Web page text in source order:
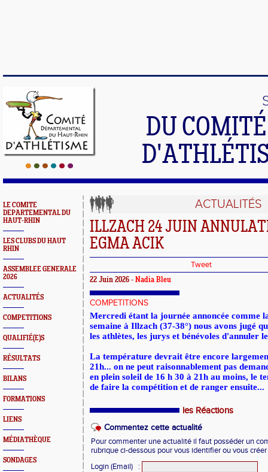
DU
LE COMITE
DEPARTEMENTAL DU
HAUT-RHIN
LES CLUBS DU HAUT
RHIN
ASSEMBLEE GENERALE
2026
ACTUALITÉS
COMPETITIONS
QUALIFIÉ(E)S
RÉSULTATS
BILANS
FORMATIONS
LIENS
MÉDIATHÈQUE
SONDAGES
ACTUALITÉS
ILLZACH 24 JUIN
EGMA ACIK
Tweet
22 Juin 2026 - Nadia Bleu
COMPETITIONS
Mercredi étant la journée annoncée comme
semaine à Illzach (37-38°) nous avons jugé
les athlètes, les jurys et bénévoles d'annuler
La température devrait être encore
21h... on ne peut raisonnablement pas
en plein soleil de 16 h 30 à 21h au moins, le
de faire la compétition et de ranger ensuite...
les Réactions
Commentez cette actualité
Pour commenter une actualité il faut posséder un
rubrique ci-dessous pour vous identifier ou vous
Login (Email)
: